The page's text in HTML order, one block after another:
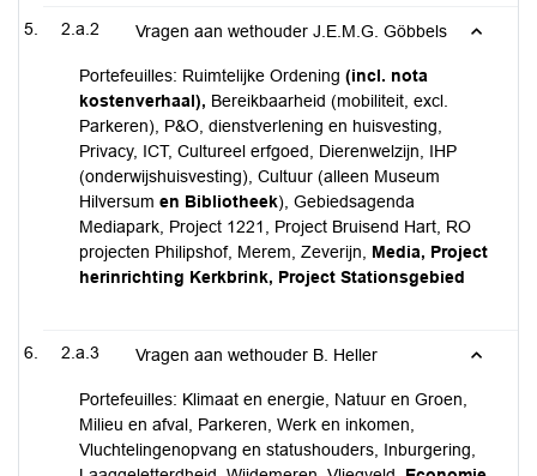
2.a.2 Vragen aan wethouder J.E.M.G. Göbbels
Portefeuilles: Ruimtelijke Ordening (incl. nota
kostenverhaal), Bereikbaarheid (mobiliteit, excl.
Parkeren), P&O, dienstverlening en huisvesting,
Privacy, ICT, Cultureel erfgoed, Dierenwelzijn, IHP
(onderwijshuisvesting), Cultuur (alleen Museum
Hilversum en Bibliotheek), Gebiedsagenda
Mediapark, Project 1221, Project Bruisend Hart, RO
projecten Philipshof, Merem, Zeverijn, Media, Project
herinrichting Kerkbrink, Project Stationsgebied
2.a.3 Vragen aan wethouder B. Heller
Portefeuilles: Klimaat en energie, Natuur en Groen,
Milieu en afval, Parkeren, Werk en inkomen,
Vluchtelingenopvang en statushouders, Inburgering,